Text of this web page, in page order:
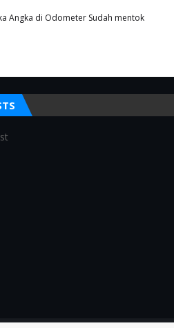
Angka di Odometer Sudah mentok